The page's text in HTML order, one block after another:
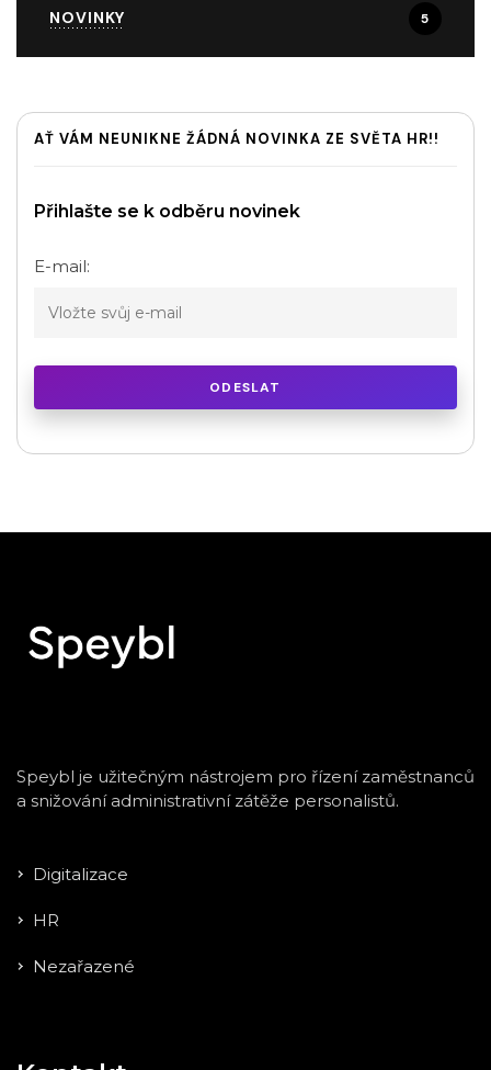
NOVINKY 5
AŤ VÁM NEUNIKNE ŽÁDNÁ NOVINKA ZE SVĚTA HR!!
Přihlašte se k odběru novinek
E-mail:
Speybl je užitečným nástrojem pro řízení zaměstnanců
a snižování administrativní zátěže personalistů.
Digitalizace
HR
Nezařazené